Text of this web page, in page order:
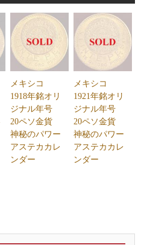
メキシコ
1918年銘オリ
ジナル年号
20ペソ金貨
神秘のパワー
アステカカレ
ンダー
メキシコ
1921年銘オリ
ジナル年号
20ペソ金貨
神秘のパワー
アステカカレ
ンダー